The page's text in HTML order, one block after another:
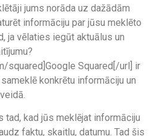
jums norāda uz dažādām
informāciju par jūsu meklēto
ja vēlaties iegūt aktuālus un
squared]Google Squared[/url] ir
konkrētu informāciju un
tad, kad jūs meklējat informāciju
faktu, skaitļu, datumu. Tad šis